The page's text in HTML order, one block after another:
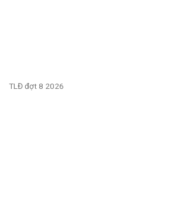
TLĐ đợt 8 2026